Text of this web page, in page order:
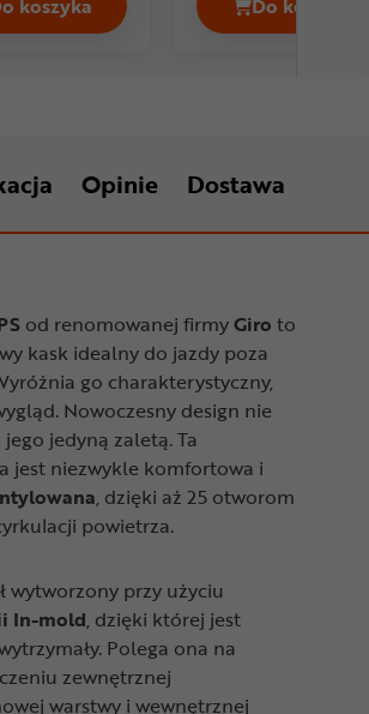
Kask rowerowy HJC Atara CenaKask
Opinie Dostawa
od renomowanej firmyGiro to
kask idealny do jazdy poza
go charakterystyczny,
Nowoczesny design nie
jedyną zaletą. Ta
jest niezwykle komfortowa i
a, dzięki aż 25 otworom
powietrza.
wytworzony przy użyciu
In-mold, dzięki której jest
Polega ona na
zewnętrznej
warstwy i wewnętrznej